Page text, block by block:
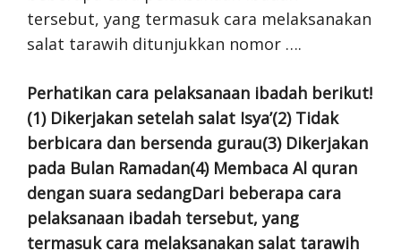
Perhatikan cara pelaksanaan ibadah berikut!
(1) Dikerjakan setelah salat Isya’(2) Tidak
berbicara dan bersenda gurau(3) Dikerjakan
pada Bulan Ramadan(4) Membaca Al quran
dengan suara sedangDari beberapa cara
pelaksanaan ibadah tersebut, yang
termasuk cara melaksanakan salat tarawih